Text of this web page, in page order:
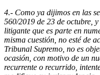
4.- Como ya dijimos en las
560/2019 de 23 de octubre,
litigante que es parte en
misma cuestión, no esté de
Tribunal Supremo, no es
ocasión, con motivo de un
recurrente o recurrido,